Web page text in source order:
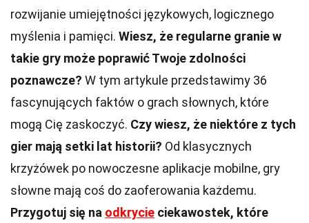
rozwijanie umiejętności językowych, logicznego
myślenia i pamięci. Wiesz, że regularne granie w
takie gry może poprawić Twoje zdolności
poznawcze? W tym artykule przedstawimy 36
fascynujących faktów o grach słownych, które
mogą Cię zaskoczyć. Czy wiesz, że niektóre z tych
gier mają setki lat historii? Od klasycznych
krzyżówek po nowoczesne aplikacje mobilne, gry
słowne mają coś do zaoferowania każdemu.
Przygotuj się na odkrycie ciekawostek, które